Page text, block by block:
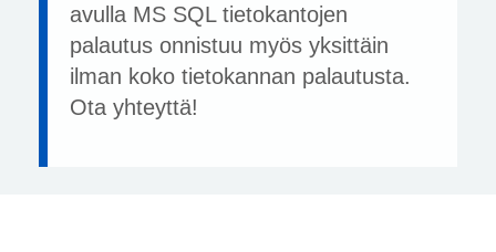
avulla MS SQL tietokantojen
palautus onnistuu myös yksittäin
ilman koko tietokannan palautusta.
Ota yhteyttä!